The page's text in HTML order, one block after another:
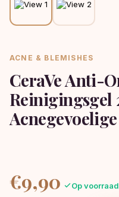
ACNE & BLEMISHES
CeraVe Anti-
Reinigingsgel
€9,90 Op